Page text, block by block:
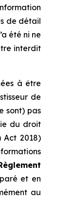
de détail
été ni ne
interdit
à être
de
sont) pas
du droit
Act 2018)
et en
au